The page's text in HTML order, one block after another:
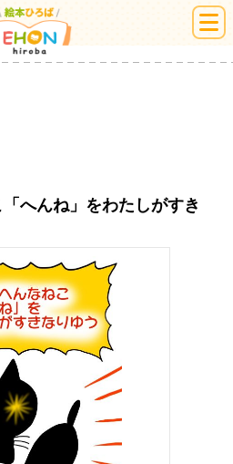
絵本ひろば
へんね」をわたしがすき